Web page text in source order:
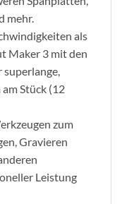
mehr.
als
Maker 3 mit den
Stück (12
zum
Gravieren
Leistung